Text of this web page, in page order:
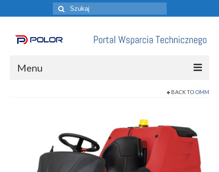
Szuklaj
w:
Menu
Dokumentacja Techniczna
Materiały Pomocnicze
BACK TO OMM